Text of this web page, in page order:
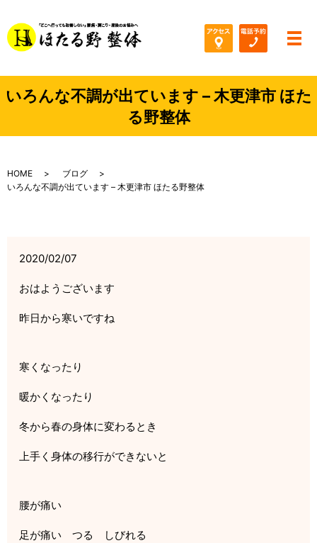
メ
いろんな不調が出ています – 木更津市 ほた
る野整体
HOME
ブログ
いろんな不調が出ています – 木更津市 ほたる野整体
2020/02/07
おはようございます
昨日から寒いですね
寒くなったり
暖かくなったり
冬から春の身体に変わるとき
上手く身体の移行ができないと
腰が痛い
足が痛い つる しびれる